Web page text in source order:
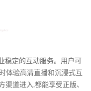
稳定的互动服务。用户可
体验高清直播和沉浸式互
道进入,都能享受正版、